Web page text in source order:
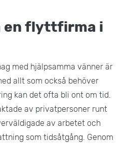
en flyttfirma i
med hjälpsamma vänner är
allt som också behöver
kan det ofta bli ont om tid.
av privatpersoner runt
av arbetet och
som tidsåtgång. Genom